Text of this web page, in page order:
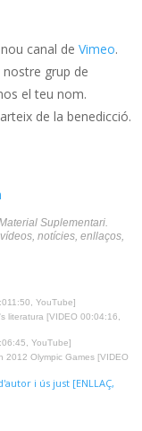
canal de Vimeo.
grup de
el teu nom.
de la benedicció.
Suplementari.
notícies, enllaços,
YouTube]
literatura [VIDEO 00:04:16,
YouTube]
Olympic Games [VIDEO
i ús just [ENLLAÇ,